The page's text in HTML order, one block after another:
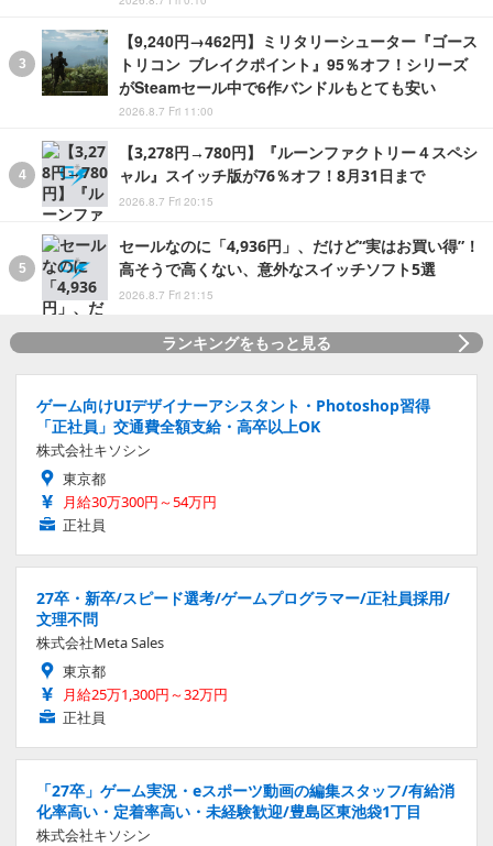
【9,240円→462円】ミリタリーシューター『ゴース
トリコン ブレイクポイント』95％オフ！シリーズ
がSteamセール中で6作バンドルもとても安い
2026.8.7 Fri 11:00
【3,278円→780円】『ルーンファクトリー４スペシ
ャル』スイッチ版が76％オフ！8月31日まで
2026.8.7 Fri 20:15
セールなのに「4,936円」、だけど“実はお買い得”！
高そうで高くない、意外なスイッチソフト5選
2026.8.7 Fri 21:15
ランキングをもっと見る
ゲーム向けUIデザイナーアシスタント・Photoshop習得
「正社員」交通費全額支給・高卒以上OK
株式会社キソシン
東京都
月給30万300円～54万円
正社員
27卒・新卒/スピード選考/ゲームプログラマー/正社員採用/
文理不問
株式会社Meta Sales
東京都
月給25万1,300円～32万円
正社員
「27卒」ゲーム実況・eスポーツ動画の編集スタッフ/有給消
化率高い・定着率高い・未経験歓迎/豊島区東池袋1丁目
株式会社キソシン